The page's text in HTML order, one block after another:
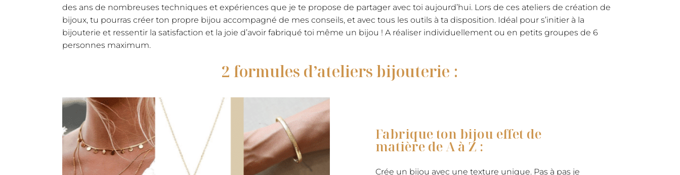
des ans de nombreuses techniques et expériences que je te propose de partager avec toi aujourd’hui. Lors de ces ateliers de création de
bijoux, tu pourras créer ton propre bijou accompagné de mes conseils, et avec tous les outils à ta disposition. Idéal pour s’initier à la
bijouterie et ressentir la satisfaction et la joie d’avoir fabriqué toi même un bijou ! A réaliser individuellement ou en petits groupes de 6
personnes maximum.
2 formules d’ateliers bijouterie :
Fabrique ton bijou effet de
matière de A à Z :
Crée un bijou avec une texture unique. Pas à pas je